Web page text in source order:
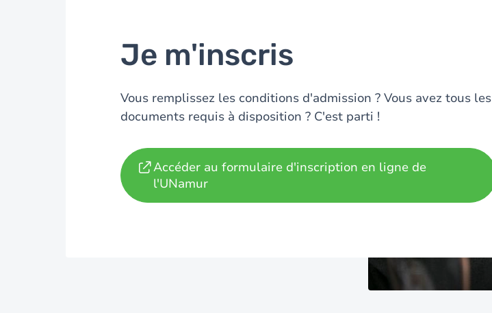
Je m'inscris
Vous remplissez les conditions d'admission ? Vous avez tous les
documents requis à disposition ? C'est parti !
Accéder au formulaire d'inscription en ligne de
l'UNamur